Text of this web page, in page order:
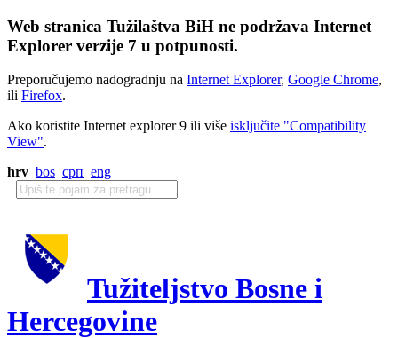
Web stranica Tužilaštva BiH ne podržava Internet
Explorer verzije 7 u potpunosti.
Preporučujemo nadogradnju na Internet Explorer, Google Chrome,
ili Firefox.
Ako koristite Internet explorer 9 ili više isključite "Compatibility
View".
hrv bos срп eng
Tužiteljstvo Bosne i
Hercegovine